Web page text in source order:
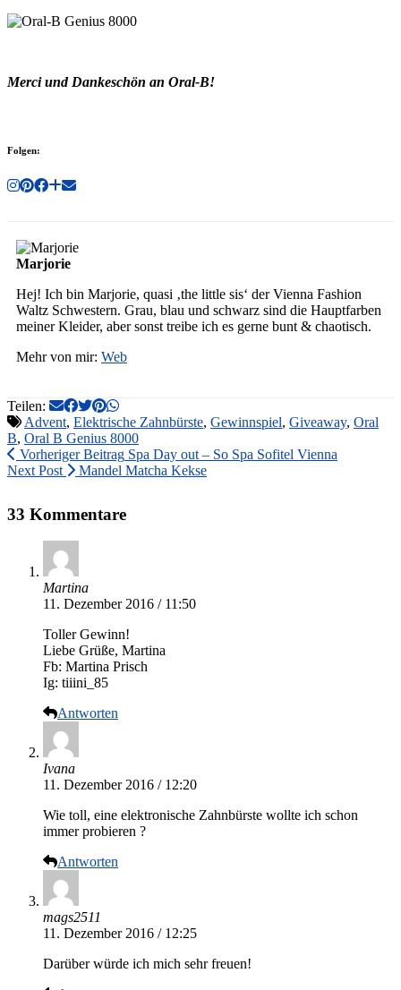
Merci und Dankeschön an Oral-B!
Folgen:
Marjorie
Hej! Ich bin Marjorie, quasi ‚the little sis‘ der Vienna Fashion
Waltz Schwestern. Grau, blau und schwarz sind die Hauptfarben
meiner Kleider, aber sonst treibe ich es gerne bunt & chaotisch.
Mehr von mir: Web
Teilen:
Advent, Elektrische Zahnbürste, Gewinnspiel, Giveaway, Oral
B, Oral B Genius 8000
Vorheriger Beitrag Spa Day out – So Spa Sofitel Vienna
Next Post
Mandel Matcha Kekse
33 Kommentare
Martina
11. Dezember 2016 / 11:50
Toller Gewinn!
Liebe Grüße, Martina
Fb: Martina Prisch
Ig: tiiini_85
Antworten
Ivana
11. Dezember 2016 / 12:20
Wie toll, eine elektronische Zahnbürste wollte ich schon
immer probieren ?
Antworten
mags2511
11. Dezember 2016 / 12:25
Darüber würde ich mich sehr freuen!